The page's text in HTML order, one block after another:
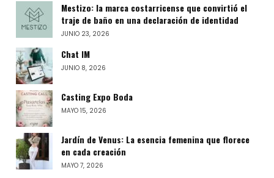
Mestizo: la marca costarricense que convirtió el
traje de baño en una declaración de identidad
JUNIO 23, 2026
Chat IM
JUNIO 8, 2026
Casting Expo Boda
MAYO 15, 2026
Jardín de Venus: La esencia femenina que florece
en cada creación
MAYO 7, 2026